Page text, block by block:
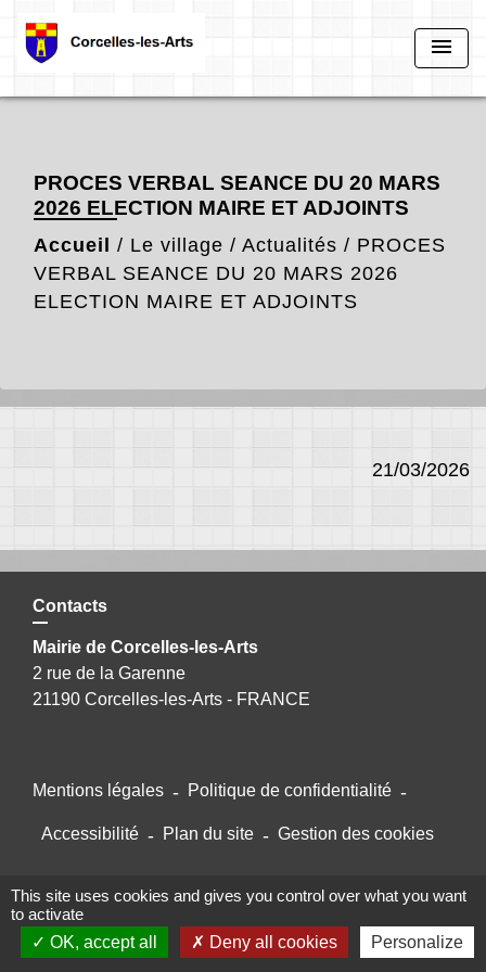
menu
PROCES VERBAL SEANCE DU 20 MARS
2026 ELECTION MAIRE ET ADJOINTS
Accueil / Le village / Actualités / PROCES
VERBAL SEANCE DU 20 MARS 2026
ELECTION MAIRE ET ADJOINTS
21/03/2026
Contacts
Mairie de Corcelles-les-Arts
2 rue de la Garenne
21190 Corcelles-les-Arts - FRANCE
Mentions légales - Politique de confidentialité -
Accessibilité - Plan du site - Gestion des cookies
Site créé en partenariat avec Réseau des Communes
This site uses cookies and gives you control over what you want
to activate
OK, accept all
Deny all cookies Personalize